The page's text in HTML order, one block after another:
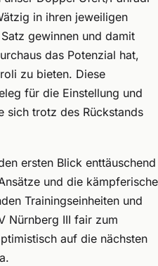
in ihren jeweiligen
gewinnen und damit
das Potenzial hat,
zu bieten. Diese
für die Einstellung und
sich trotz des Rückstands
ersten Blick enttäuschend
und die kämpferische
Trainingseinheiten und
Nürnberg III fair zum
auf die nächsten